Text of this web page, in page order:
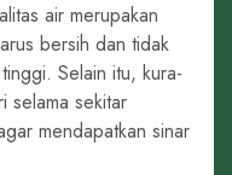
air merupakan
bersih dan tidak
Selain itu, kura-
selama sekitar
mendapatkan sinar